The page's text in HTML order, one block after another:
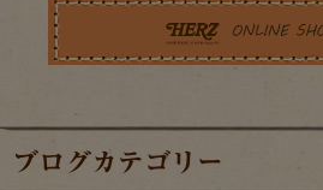
ブログカテゴリー